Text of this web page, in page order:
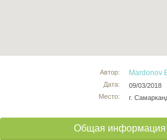
Автор:
Дата:
Место:
Mardonov
09/03/2018
г.
Общая информация